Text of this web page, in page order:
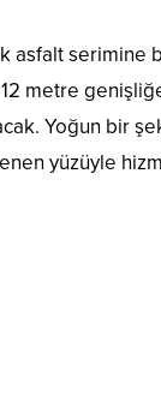
asfalt serimine
12 metre
Yoğun bir
yüzüyle